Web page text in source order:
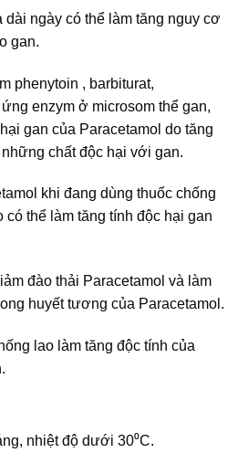
ngày có thể làm tăng nguy cơ
gan.
phenytoin , barbiturat,
enzym ở microsom thể gan,
gan của Paracetamol do tăng
chất độc hại với gan.
khi đang dùng thuốc chống
thể làm tăng tính độc hại gan
đào thải Paracetamol và làm
huyết tương của Paracetamol.
lao làm tăng độc tính của
nhiệt độ dưới 30⁰C.